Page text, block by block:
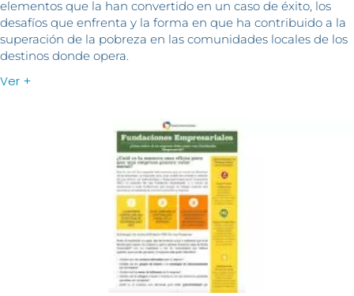
elementos que la han convertido en un caso de éxito, los
desafíos que enfrenta y la forma en que ha contribuido a la
superación de la pobreza en las comunidades locales de los
destinos donde opera.
Ver +